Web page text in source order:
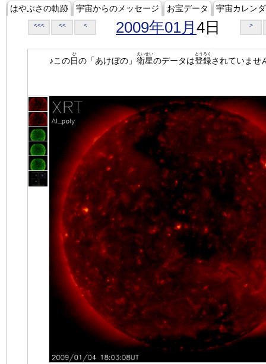
はやぶさの軌跡 宇宙からのメッセージ お宝データ 宇宙カレン
<<< << < 2009年01月 4日 >
♪この日
ひ
の「あけぼの」 衛星
えいせい
のデータは登録
とうろく
されていませ